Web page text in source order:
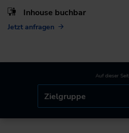
Inhouse buchbar
Jetzt anfragen
Auf dieser
Zielgruppe